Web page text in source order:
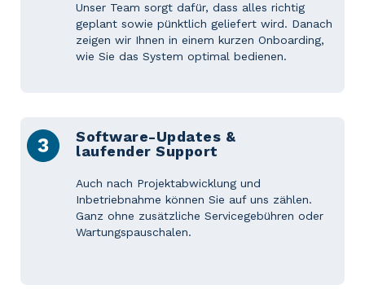
Unser Team sorgt dafür, dass alles richtig
geplant sowie pünktlich geliefert wird. Danach
zeigen wir Ihnen in einem kurzen Onboarding,
wie Sie das System optimal bedienen.
Software-Updates &
laufender Support
Auch nach Projektabwicklung und
Inbetriebnahme können Sie auf uns zählen.
Ganz ohne zusätzliche Servicegebühren oder
Wartungspauschalen.